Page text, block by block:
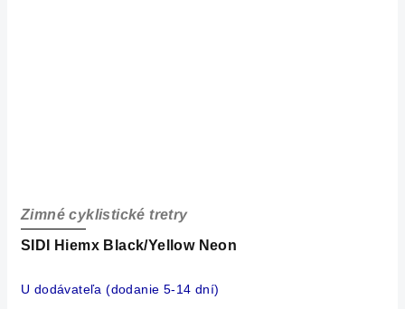
SIDI Hiemx Black/Yellow Neon
Zimné cyklistické tretry
U dodávateľa (dodanie 5-14 dní)